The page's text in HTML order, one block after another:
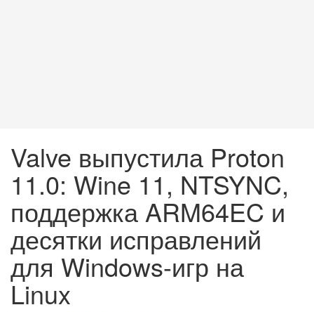
Valve выпустила Proton
11.0: Wine 11, NTSYNC,
поддержка ARM64EC и
десятки исправлений
для Windows-игр на
Linux